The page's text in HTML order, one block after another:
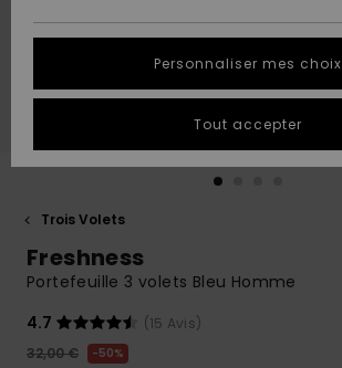
A
Découvrir
A
Découvrir
tailles
conversation
à votre
Démarrer
QUIKSILVER
Trois Volets
Freshness
Portefeuille 3 volets Bleu Homme
4.7
(15 Avis)
32,00 €
50%
Personnaliser mes choix
Tout accepter